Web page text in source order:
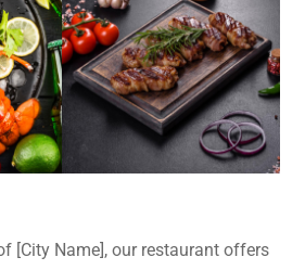
[City Name], our restaurant offers